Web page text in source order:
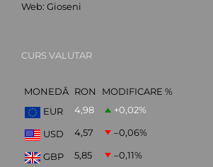
Web: Gioseni
CURS VALUTAR
MONEDĂ RON
MODIFICARE %
EUR
4,98 +0,02%
USD 4,57 –0,06%
GBP 5,85 –0,11%